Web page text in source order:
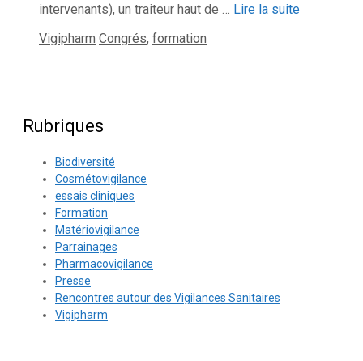
intervenants), un traiteur haut de … Lire la suite
Catégories
Vigipharm Étiquettes
Congrés, formation
Rubriques
Biodiversité
Cosmétovigilance
essais cliniques
Formation
Matériovigilance
Parrainages
Pharmacovigilance
Presse
Rencontres autour des Vigilances Sanitaires
Vigipharm